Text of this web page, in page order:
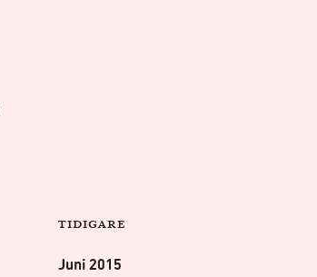
Tidigare
Juni 2015